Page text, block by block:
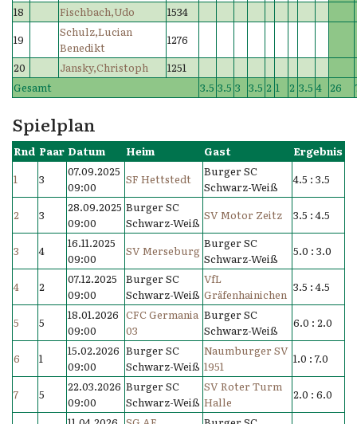
18
Fischbach,Udo
1534
19
Schulz,Lucian
Benedikt
1276
20
Jansky,Christoph
1251
Gesamt
3.5 3.5 3 3.5 2 1 2 3.5 4 26
Spielplan
Rnd Paar Datum Heim Gast
Ergebnis
1
3
07.09.2025
09:00
SF Hettstedt
Burger SC
Schwarz-Weiß
4.5 : 3.5
2 3
28.09.2025
09:00
Burger SC
Schwarz-Weiß
SV Motor Zeitz 3.5 : 4.5
3 4
16.11.2025
09:00
SV Merseburg
Burger SC
Schwarz-Weiß
5.0 : 3.0
4 2
07.12.2025
09:00
Burger SC
Schwarz-Weiß
VfL
Gräfenhainichen
3.5 : 4.5
5 5
18.01.2026
09:00
CFC Germania
03
Burger SC
Schwarz-Weiß
6.0 : 2.0
6 1
15.02.2026
09:00
Burger SC
Schwarz-Weiß
Naumburger SV
1951
1.0 : 7.0
7 5
22.03.2026
09:00
Burger SC
Schwarz-Weiß
SV Roter Turm
Halle
2.0 : 6.0